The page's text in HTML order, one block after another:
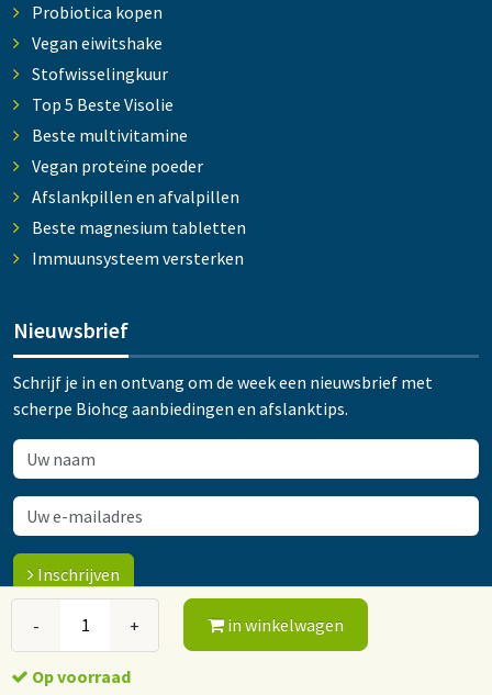
- + in winkelwagen
Op voorraad
Probiotica kopen
Vegan eiwitshake
Stofwisselingkuur
Top 5 Beste Visolie
Beste multivitamine
Vegan proteïne poeder
Afslankpillen en afvalpillen
Beste magnesium tabletten
Immuunsysteem versterken
Nieuwsbrief
Schrijf je in en ontvang om de week een nieuwsbrief met
scherpe Biohcg aanbiedingen en afslanktips.
Inschrijven
© 2015-2026 Orthokliniek Ootmarsum